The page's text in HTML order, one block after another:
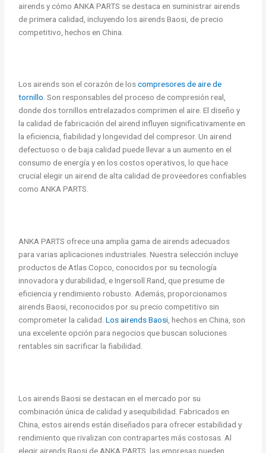
airends y cómo ANKA PARTS se destaca en suministrar airends
de primera calidad, incluyendo los airends Baosi, de precio
competitivo, hechos en China.
Los airends son el corazón de loscompresores de aire de
tornillo. Son responsables del proceso de compresión real,
donde dos tornillos entrelazados comprimen el aire. El diseño y
la calidad de fabricación del airend influyen significativamente en
la eficiencia, fiabilidad y longevidad del compresor. Un airend
defectuoso o de baja calidad puede llevar a un aumento en el
consumo de energía y en los costos operativos, lo que hace
crucial elegir un airend de alta calidad de proveedores confiables
como ANKA PARTS.
ANKA PARTS ofrece una amplia gama de airends adecuados
para varias aplicaciones industriales. Nuestra selección incluye
productos de Atlas Copco, conocidos por su tecnología
innovadora y durabilidad, e Ingersoll Rand, que presume de
eficiencia y rendimiento robusto. Además, proporcionamos
airends Baosi, reconocidos por su precio competitivo sin
comprometer la calidad.Los airends Baosi , hechos en China, son
una excelente opción para negocios que buscan soluciones
rentables sin sacrificar la fiabilidad.
Los airends Baosi se destacan en el mercado por su
combinación única de calidad y asequibilidad. Fabricados en
China, estos airends están diseñados para ofrecer estabilidad y
rendimiento que rivalizan con contrapartes más costosas. Al
elegir airends Baosi de ANKA PARTS, las empresas pueden